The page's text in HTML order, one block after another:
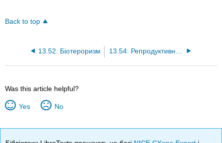
Back to top
13.52: Біотероризм
Was this article helpful?
Yes No